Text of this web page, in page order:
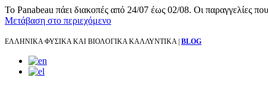
Το Panabeau πάει διακοπές από 24/07 έως 02/08. Οι παραγγελίες
Μετάβαση στο περιεχόμενο
ΕΛΛΗΝΙΚΑ ΦΥΣΙΚΑ ΚΑΙ ΒΙΟΛΟΓΙΚΑ ΚΑΛΛΥΝΤΙΚΑ | BLOG